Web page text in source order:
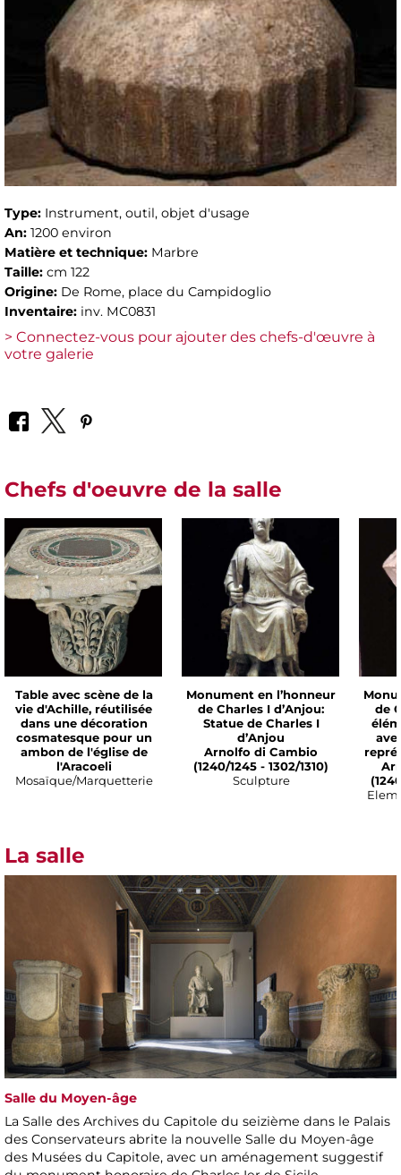
Type: Instrument, outil, objet d'usage
An: 1200 environ
Matière et technique: Marbre
Taille: cm 122
Origine: De Rome, place du Campidoglio
Inventaire: inv. MC0831
> Connectez-vous pour ajouter des chefs-d'œuvre à
votre galerie
Chefs d'oeuvre de la salle
Table avec scène de la
vie d'Achille, réutilisée
dans une décoration
cosmatesque pour un
ambon de l'église de
l'Aracoeli
Mosaïque/Marquetterie
Monument en l’honneur
de Charles I d’Anjou:
Statue de Charles I
d’Anjou
Arnolfo di Cambio
(1240/1245 - 1302/1310)
Sculpture
de
La salle
Salle du Moyen-âge
La Salle des Archives du Capitole du seizième dans le Palais
des Conservateurs abrite la nouvelle Salle du Moyen-âge
des Musées du Capitole, avec un aménagement suggestif